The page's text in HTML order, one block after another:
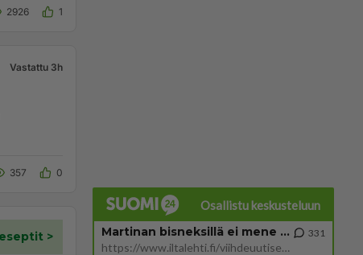
2926 1
Vastattu 3h
357 0
Osallistu keskusteluun
Martinan bisneksillä ei mene hyvin
https://www.iltalehti.fi/viihdeuutiset/a/c46da6ab-340f-4790-aaa7-0865eed2336 Yrityksen konkurssihakemus on tullut kärä
331